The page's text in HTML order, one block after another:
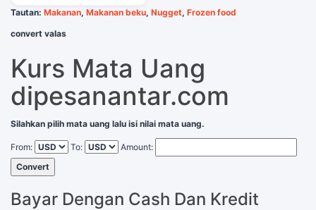
Tautan: Makanan, Makanan beku, Nugget, Frozen food
convert valas
Kurs Mata Uang
dipesanantar.com
Silahkan pilih mata uang lalu isi nilai mata uang.
From: To:
Amount:
Convert
Bayar Dengan Cash Dan Kredit